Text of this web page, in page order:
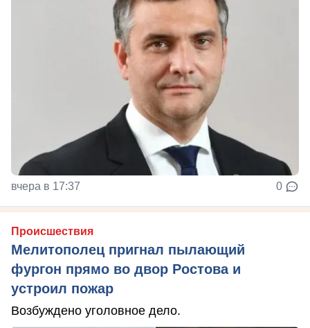
вчера в 17:37 0
Происшествия
Мелитополец пригнал пылающий
фургон прямо во двор Ростова и
устроил пожар
Возбуждено уголовное дело.